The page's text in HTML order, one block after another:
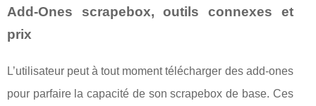
Add-Ones scrapebox, outils connexes et
prix
L’utilisateur peut à tout moment télécharger des add-ones
pour parfaire la capacité de son scrapebox de base. Ces